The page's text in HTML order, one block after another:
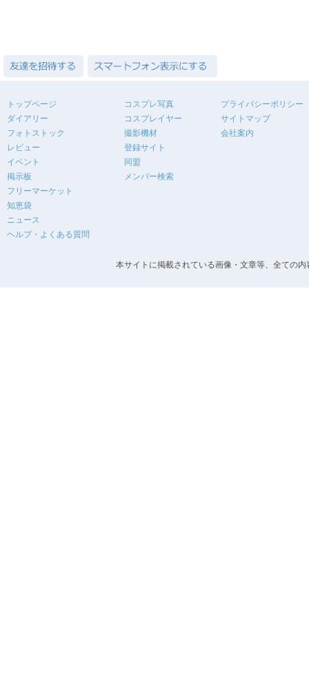
トップページ
ダイアリー
フォトストック
レビュー
イベント
掲示板
フリーマーケット
知恵袋
ニュース
ヘルプ・よくある質問
コスプレ写真
コスプレイヤー
撮影機材
登録サイト
同盟
メンバー検索
プライバシーポリシー
サイトマップ
会社案内
本サイトに掲載されている画像・文章等、全ての